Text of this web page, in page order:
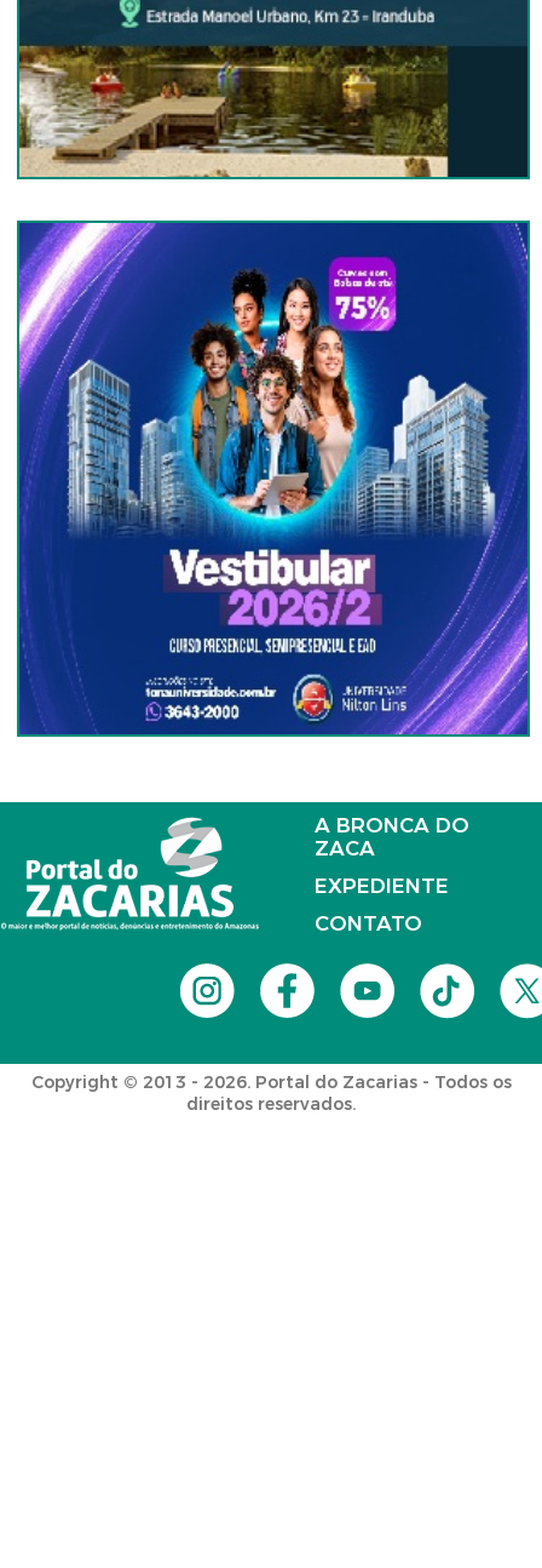
A BRONCA DO
ZACA
EXPEDIENTE
CONTATO
Copyright © 2013 - 2026. Portal do Zacarias - Todos os
direitos reservados.